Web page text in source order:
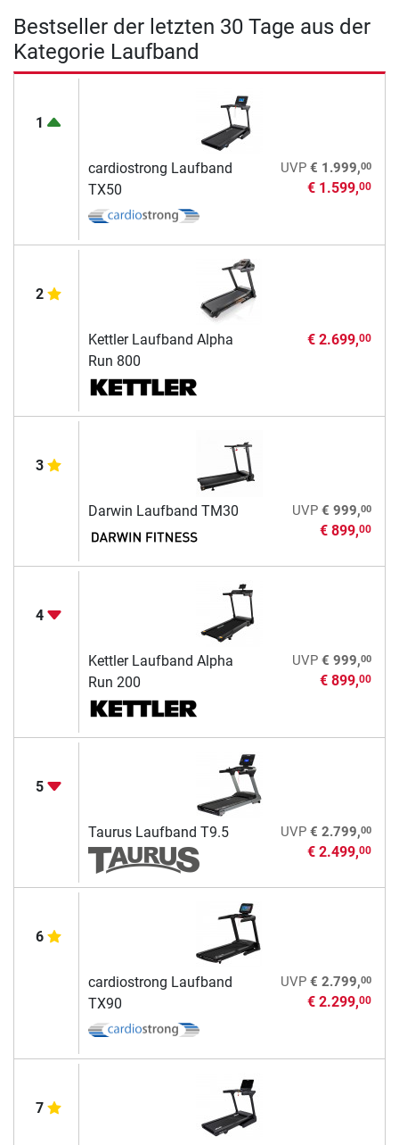
Bestseller der letzten 30 Tage aus der
Kategorie Laufband
1
cardiostrong Laufband
TX50
UVP € 1.999,00
€ 1.599,00
2
Kettler Laufband Alpha
Run 800
€ 2.699,00
3
Darwin Laufband TM30 UVP € 999,00
€ 899,00
4
Kettler Laufband Alpha
Run 200
UVP € 999,00
€ 899,00
5
Taurus Laufband T9.5 UVP € 2.799,00
€ 2.499,00
6
cardiostrong Laufband
TX90
UVP € 2.799,00
€ 2.299,00
7